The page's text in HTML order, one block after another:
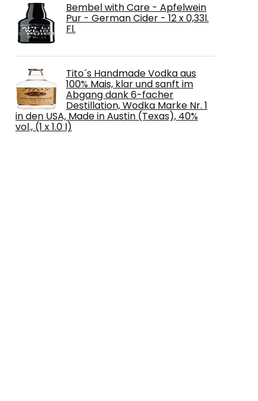
Bembel with Care - Apfelwein
Pur - German Cider - 12 x 0,33l.
Fl.
Tito´s Handmade Vodka aus
100% Mais, klar und sanft im
Abgang dank 6-facher
Destillation, Wodka Marke Nr. 1
in den USA, Made in Austin (Texas), 40%
vol., (1 x 1.0 l)